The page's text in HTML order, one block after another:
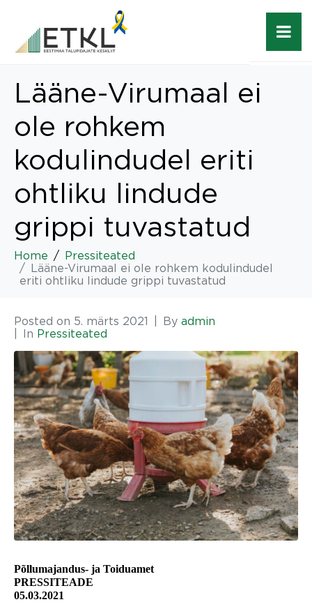
Lääne-Virumaal ei
ole rohkem
kodulindudel eriti
ohtliku lindude
grippi tuvastatud
Home
Pressiteated
Lääne-Virumaal ei ole rohkem kodulindudel
eriti ohtliku lindude grippi tuvastatud
Posted on 5. märts 2021 By admin
In Pressiteated
Põllumajandus- ja Toiduamet
PRESSITEADE
05.03.2021